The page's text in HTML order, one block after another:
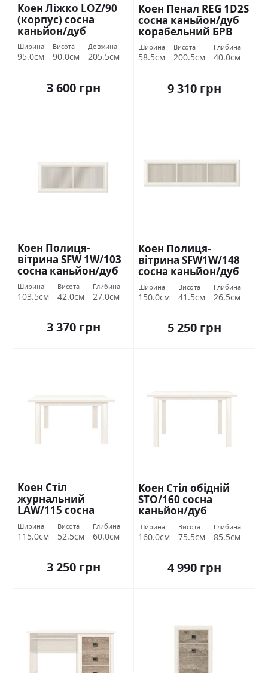
Коен Ліжко LOZ/90
(корпус) сосна
каньйон/дуб
корабельний БРВ
Україна
Ширина
95.0см
Висота
90.0см
Довжина
205.5см
3 600 грн
Коен Пенал REG 1D2S
сосна каньйон/дуб
корабельний БРВ
Україна
Ширина
58.5см
Висота
200.5см
Глибина
40.0см
9 310 грн
Коен Полиця-
вітрина SFW 1W/103
сосна каньйон/дуб
корабельний БРВ
Україна
Ширина
103.5см
Висота
42.0см
Глибина
27.0см
3 370 грн
Коен Полиця-
вітрина SFW1W/148
сосна каньйон/дуб
корабельний БРВ
Україна
Ширина
150.0см
Висота
41.5см
Глибина
26.5см
5 250 грн
Коен Стіл
журнальний
LAW/115 сосна
каньйон/дуб
корабельний БРВ
Україна
Ширина
115.0см
Висота
52.5см
Глибина
60.0см
3 250 грн
Коен Стіл обідній
STO/160 сосна
каньйон/дуб
корабельний БРВ
Україна
Ширина
160.0см
Висота
75.5см
Глибина
85.5см
4 990 грн